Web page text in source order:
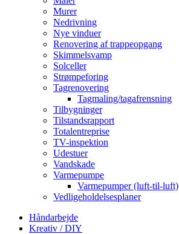
Murer
Nedrivning
Nye vinduer
Renovering af trappeopgang
Skimmelsvamp
Solceller
Strømpeforing
Tagrenovering
Tagmaling/tagafrensning
Tilbygninger
Tilstandsrapport
Totalentreprise
TV-inspektion
Udestuer
Vandskade
Varmepumpe
Varmepumper (luft-til-luft)
Vedligeholdelsesplaner
Håndarbejde
Kreativ / DIY